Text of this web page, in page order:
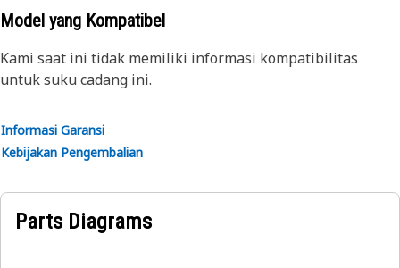
Model yang Kompatibel
Kami saat ini tidak memiliki informasi kompatibilitas
untuk suku cadang ini.
Informasi Garansi
Kebijakan Pengembalian
Parts Diagrams